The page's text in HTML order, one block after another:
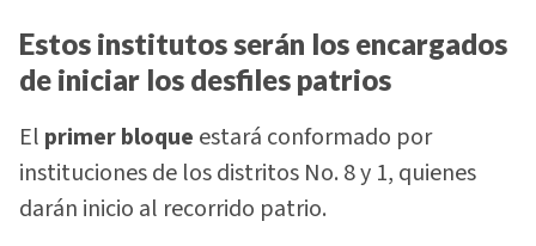
Estos institutos serán los encargados
de iniciar los desfiles patrios
El primer bloque estará conformado por
instituciones de los distritos No. 8 y 1, quienes
darán inicio al recorrido patrio.